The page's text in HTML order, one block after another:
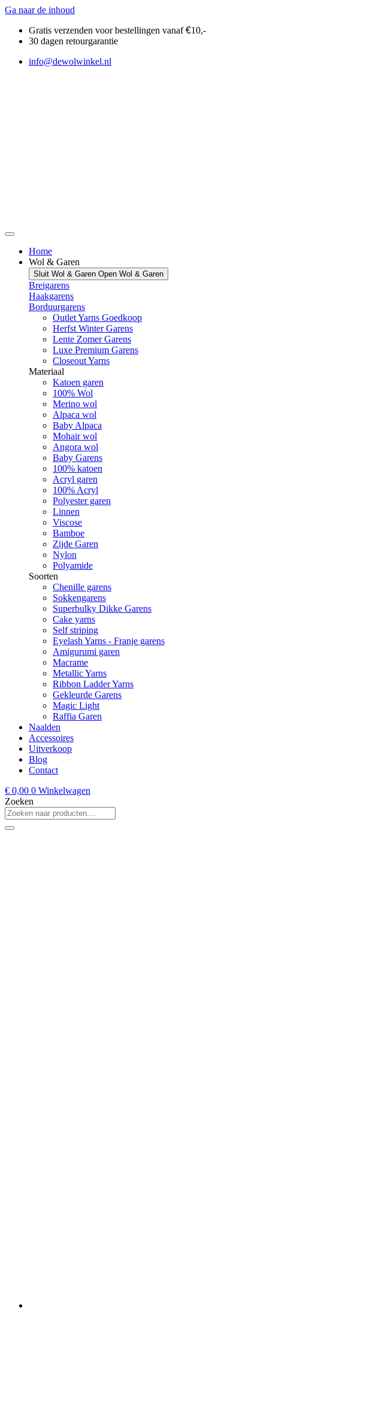
Ga naar de inhoud
Gratis verzenden voor bestellingen vanaf€10,-
30 dagen retourgarantie
info@dewolwinkel.nl
Home
Wol & Garen
Sluit Wol & Garen Open Wol & Garen
Breigarens
Haakgarens
Borduurgarens
Outlet Yarns Goedkoop
Herfst Winter Garens
Lente Zomer Garens
Luxe Premium Garens
Closeout Yarns
Materiaal
Katoen garen
100% Wol
Merino wol
Alpaca wol
Baby Alpaca
Mohair wol
Angora wol
Baby Garens
100% katoen
Acryl garen
100% Acryl
Polyester garen
Linnen
Viscose
Bamboe
Zijde Garen
Nylon
Polyamide
Soorten
Chenille garens
Sokkengarens
Superbulky Dikke Garens
Cake yarns
Self striping
Eyelash Yarns - Franje garens
Amigurumi garen
Macrame
Metallic Yarns
Ribbon Ladder Yarns
Gekleurde Garens
Magic Light
Raffia Garen
Naalden
Accessoires
Uitverkoop
Blog
Contact
€ 0,00 0 Winkelwagen
Zoeken